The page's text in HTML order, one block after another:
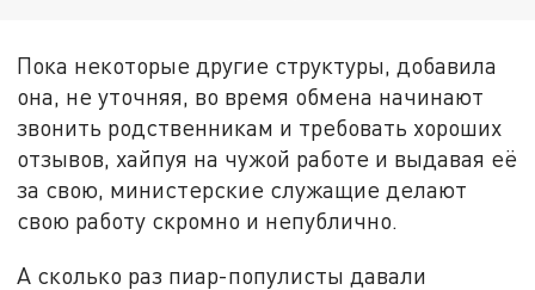
Пока некоторые другие структуры, добавила
она, не уточняя, во время обмена начинают
звонить родственникам и требовать хороших
отзывов, хайпуя на чужой работе и выдавая её
за свою, министерские служащие делают
свою работу скромно и непублично.
А сколько раз пиар-популисты давали